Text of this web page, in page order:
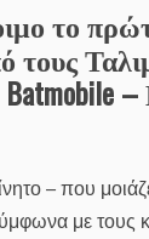
το
τους
–
– που
με τους